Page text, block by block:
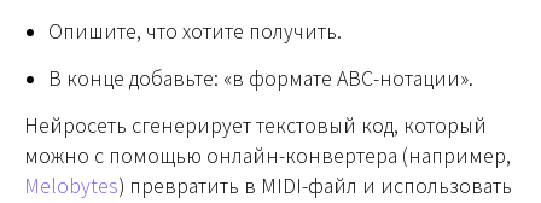
Опишите, что хотите получить.
В конце добавьте: «в формате ABC-нотации».
Нейросеть сгенерирует текстовый код, который
можно с помощью онлайн-конвертера (например,
Melobytes) превратить в MIDI-файл и использовать